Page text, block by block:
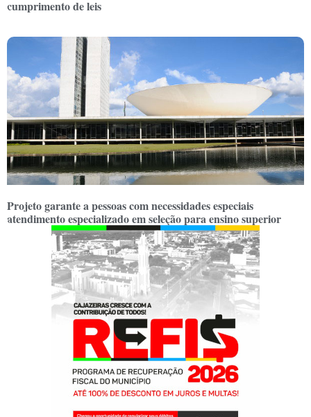
cumprimento de leis
Projeto garante a pessoas com necessidades especiais
atendimento especializado em seleção para ensino superior